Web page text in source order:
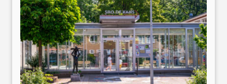
T
B
A
L